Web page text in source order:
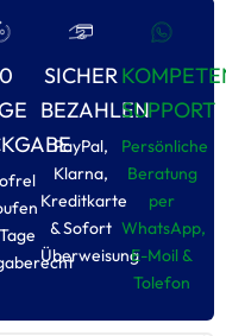
SICHER
BEZAHLEN
PayPal,
Klarna,
Kreditkarte
& Sofort
Überweisung
SUPPORT
Persönliche
Beratung
per
WhatsApp,
E-Moil &
Tolefon